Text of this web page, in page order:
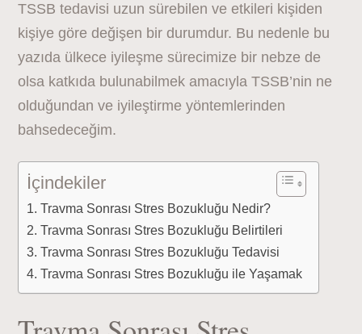
TSSB tedavisi uzun sürebilen ve etkileri kişiden
kişiye göre değişen bir durumdur. Bu nedenle bu
yazıda ülkece iyileşme sürecimize bir nebze de
olsa katkıda bulunabilmek amacıyla TSSB’nin ne
olduğundan ve iyileştirme yöntemlerinden
bahsedeceğim.
İçindekiler
Travma Sonrası Stres Bozukluğu Nedir?
Travma Sonrası Stres Bozukluğu Belirtileri
Travma Sonrası Stres Bozukluğu Tedavisi
Travma Sonrası Stres Bozukluğu ile Yaşamak